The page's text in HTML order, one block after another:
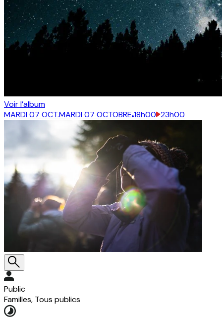
Voir l’album
MARDI 07 OCT.MARDI 07 OCTOBRE 18h00 23h00
Public
Familles, Tous publics